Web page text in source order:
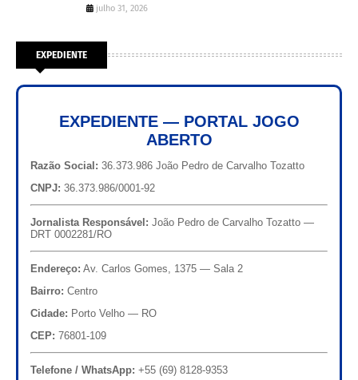
julho 31, 2026
EXPEDIENTE
EXPEDIENTE — PORTAL JOGO
ABERTO
Razão Social: 36.373.986 João Pedro de Carvalho Tozatto
CNPJ: 36.373.986/0001-92
Jornalista Responsável: João Pedro de Carvalho Tozatto —
DRT 0002281/RO
Endereço: Av. Carlos Gomes, 1375 — Sala 2
Bairro: Centro
Cidade: Porto Velho — RO
CEP: 76801-109
Telefone / WhatsApp: +55 (69) 8128-9353